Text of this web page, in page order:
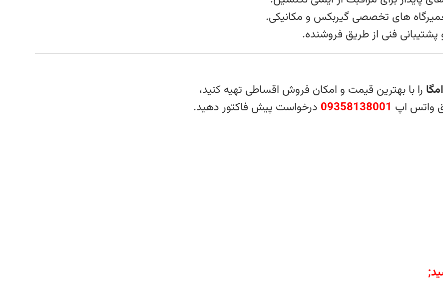
های تخصصی گیربکس و مکانیکی.
و پشتیبانی فنی از طریق فروشنده.
را با بهترین قیمت و امکان فروش اقساطی تهیه کنید،
واتس‌ اپ 09358138001 درخواست پیش‌ فاکتور دهید.